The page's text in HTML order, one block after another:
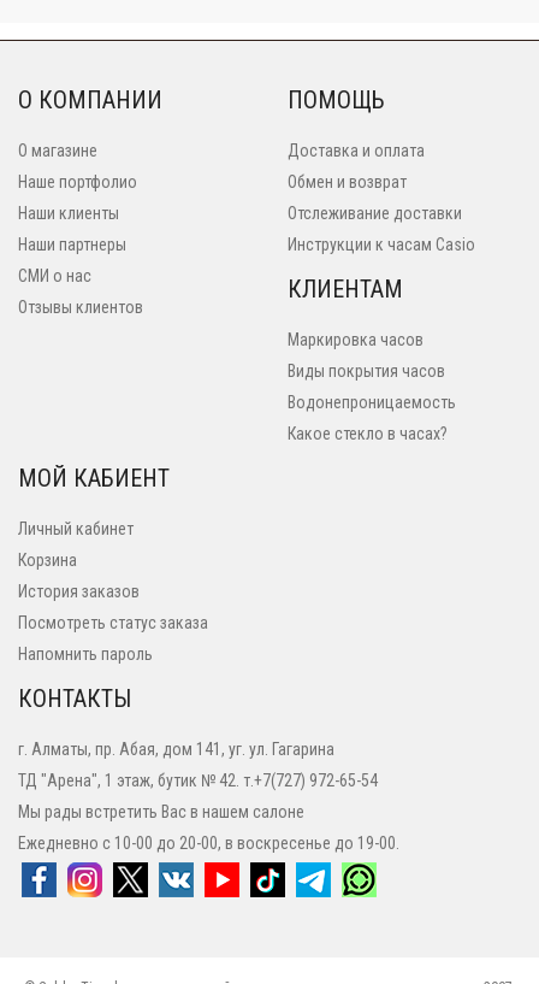
О КОМПАНИИ
О магазине
Наше портфолио
Наши клиенты
Наши партнеры
СМИ о нас
Отзывы клиентов
ПОМОЩЬ
Доставка и оплата
Обмен и возврат
Отслеживание доставки
Инструкции к часам Casio
КЛИЕНТАМ
Маркировка часов
Виды покрытия часов
Водонепроницаемость
Какое стекло в часах?
МОЙ КАБИЕНТ
Личный кабинет
Корзина
История заказов
Посмотреть статус заказа
Напомнить пароль
КОНТАКТЫ
г. Алматы, пр. Абая, дом 141, уг. ул. Гагарина
ТД "Арена", 1 этаж, бутик № 42. т.+7(727) 972-65-54
Мы рады встретить Вас в нашем салоне
Ежедневно с 10-00 до 20-00, в воскресенье до 19-00.